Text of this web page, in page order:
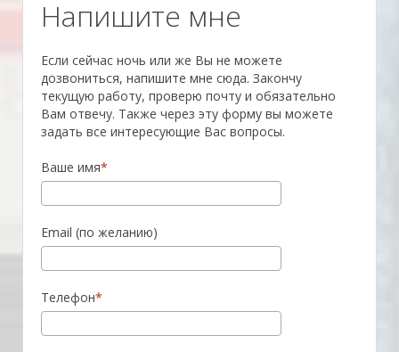
­Напишите мне
Если сейчас ночь или же Вы не можете
дозвониться, напишите мне сюда. Закончу
текущую работу, проверю почту и обязательно
Вам отвечу. Также через эту форму вы можете
задать все интересующие Вас вопросы.
Ваше имя
Email (по желанию)
Телефон